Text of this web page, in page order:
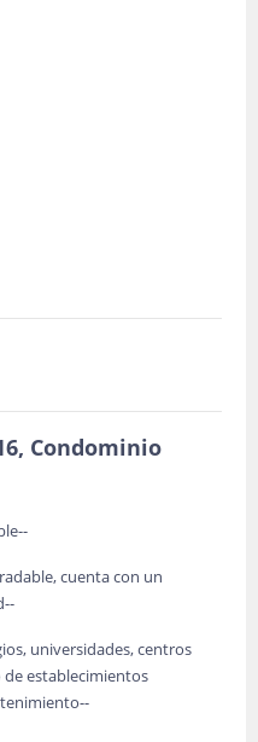
Condominio
cuenta con un
universidades, centros
establecimientos